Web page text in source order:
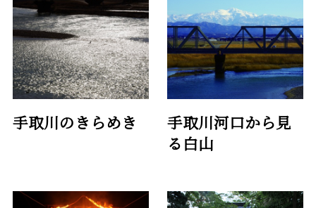
手取川のきらめき
手取川河口から見
る白山